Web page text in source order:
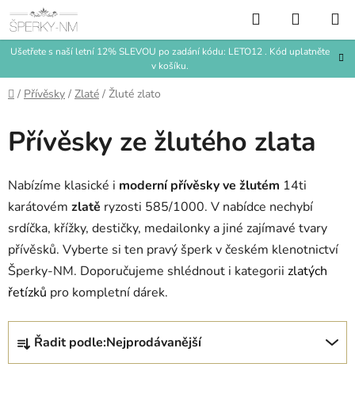
na
obsah
Ušetřete s naší letní 12% SLEVOU po zadání kódu: LETO12 . Kód uplatněte
v košíku.
Hledat
KOŠÍK
Domů
/ Přívěsky / Zlaté / Žluté zlato
Přívěsky ze žlutého zlata
Nabízíme klasické i moderní přívěsky ve žlutém 14ti
karátovém zlatě ryzosti 585/1000. V nabídce nechybí
srdíčka, křížky, destičky, medailonky a jiné zajímavé tvary
přívěsků. Vyberte si ten pravý šperk v českém klenotnictví
Šperky-NM. Doporučujeme shlédnout i kategorii zlatých
řetízků pro kompletní dárek.
z
Řadit podle:Nejprodávanější